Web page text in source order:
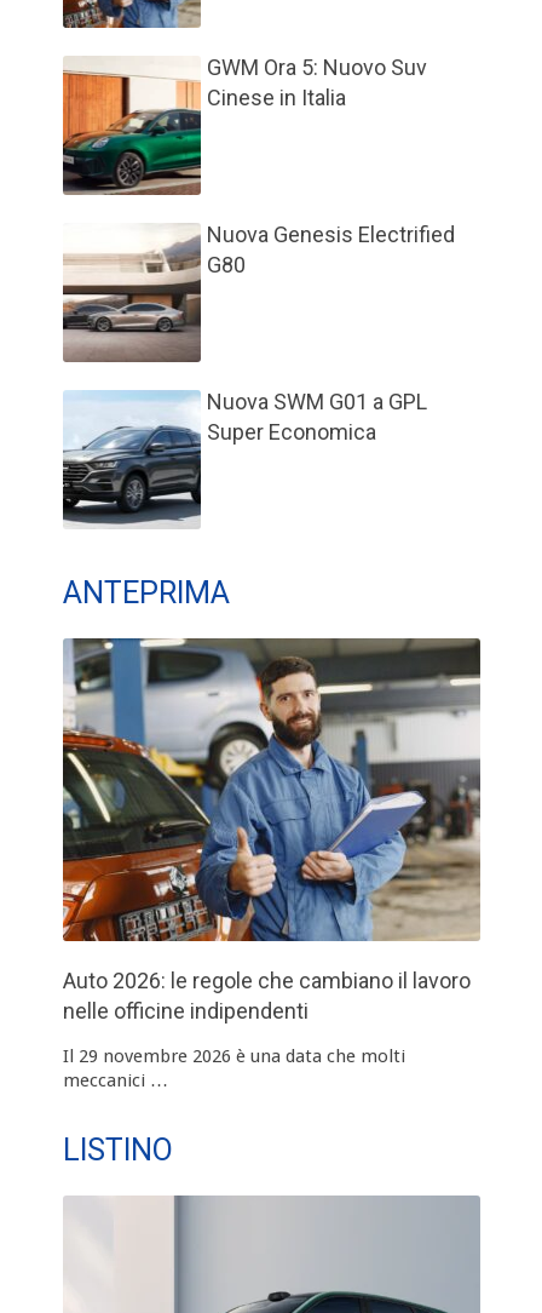
GWM Ora 5: Nuovo Suv
Cinese in Italia
Nuova Genesis Electrified
G80
Nuova SWM G01 a GPL
Super Economica
ANTEPRIMA
Auto 2026: le regole che cambiano il lavoro
nelle officine indipendenti
Il 29 novembre 2026 è una data che molti
meccanici …
LISTINO